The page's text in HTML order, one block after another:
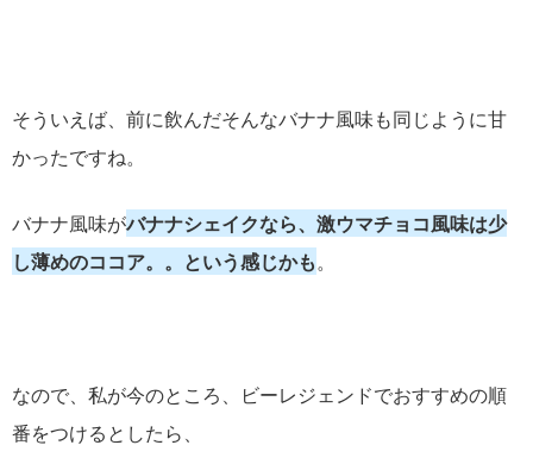
そういえば、前に飲んだそんなバナナ風味も同じように甘
かったですね。
バナナ風味がバナナシェイクなら、激ウマチョコ風味は少
し薄めのココア。。という感じかも。
なので、私が今のところ、ビーレジェンドでおすすめの順
番をつけるとしたら、